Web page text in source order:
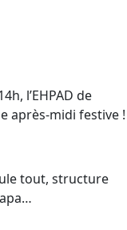
l’EHPAD de
après-midi festive !
tout, structure